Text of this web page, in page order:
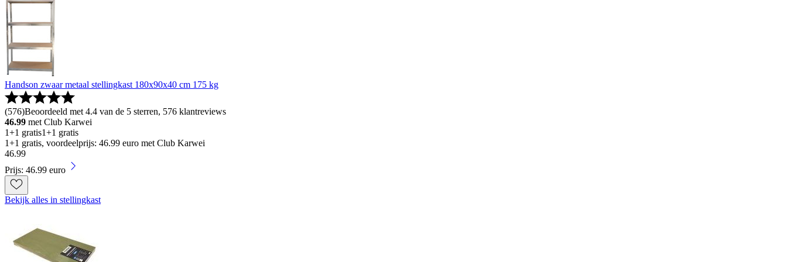
Handson zwaar metaal stellingkast 180x90x40 cm 175 kg
(576)Beoordeeld met 4.4 van de 5 sterren, 576 klantreviews
46.99 met Club Karwei
1+1 gratis1+1 gratis
1+1 gratis, voordeelprijs: 46.99 euro met Club Karwei
46.99
Prijs: 46.99 euro
Bekijk alles in stellingkast